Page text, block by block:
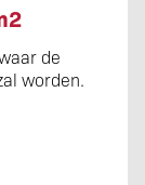
de
worden.